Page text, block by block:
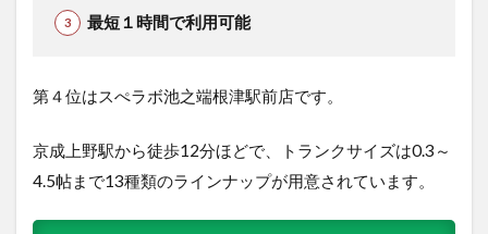
最短１時間で利用可能
第４位はスぺラボ池之端根津駅前店です。
京成上野駅から徒歩12分ほどで、トランクサイズは0.3～
4.5帖まで13種類のラインナップが用意されています。